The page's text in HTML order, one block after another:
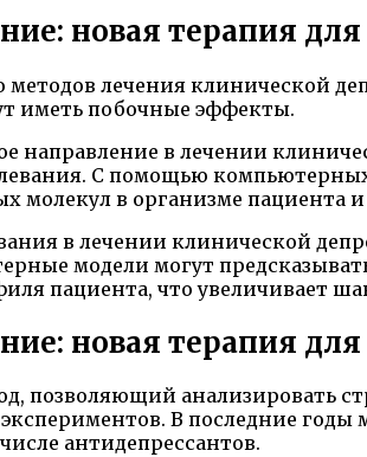
новая терапия
методов лечения клинической
иметь побочные эффекты.
направление в лечении
С помощью
молекул в организме пациента
в лечении клинической
модели могут
пациента, что увеличивает
новая терапия
позволяющий анализировать
В последние
антидепрессантов.